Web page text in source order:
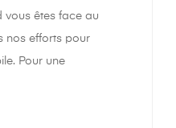
vous êtes face au
nos efforts pour
Pour une